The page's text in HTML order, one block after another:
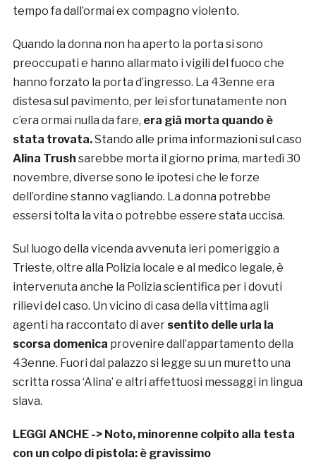
tempo fa dall’ormai ex compagno violento.
Quando la donna non ha aperto la porta si sono
preoccupati e hanno allarmato i vigili del fuoco che
hanno forzato la porta d’ingresso. La 43enne era
distesa sul pavimento, per lei sfortunatamente non
c’era ormai nulla da fare, era già morta quando è
stata trovata.Stando alle prima informazioni sul caso
Alina Trush sarebbe morta il giorno prima, martedì 30
novembre, diverse sono le ipotesi che le forze
dell’ordine stanno vagliando. La donna potrebbe
essersi tolta la vita o potrebbe essere stata uccisa.
Sul luogo della vicenda avvenuta ieri pomeriggio a
Trieste, oltre alla Polizia locale e al medico legale, è
intervenuta anche la Polizia scientifica per i dovuti
rilievi del caso. Un vicino di casa della vittima agli
agenti ha raccontato di aver sentito delle urla la
scorsa domenica provenire dall’appartamento della
43enne. Fuori dal palazzo si legge su un muretto una
scritta rossa ‘Alina’ e altri affettuosi messaggi in lingua
slava.
LEGGI ANCHE -> Noto, minorenne colpito alla testa
con un colpo di pistola: è gravissimo